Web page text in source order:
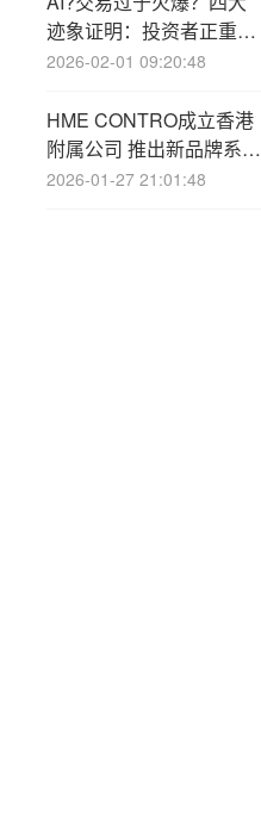
迹象证明：投资者正重新
评估！
2026-02-01 09:20:48
HME CONTRO成立香港
附属公司 推出新品牌系列
的产品及服务
2026-01-27 21:01:48